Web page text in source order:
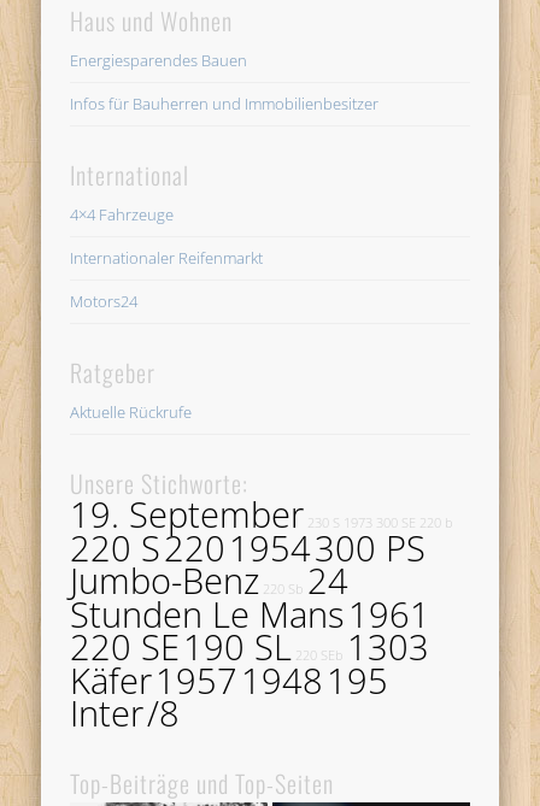
Haus und Wohnen
Energiesparendes Bauen
Infos für Bauherren und Immobilienbesitzer
International
4×4 Fahrzeuge
Internationaler Reifenmarkt
Motors24
Ratgeber
Aktuelle Rückrufe
Unsere Stichworte:
19. September 230 S 1973 300 SE 220 b
220 S220 1954300 PS
Jumbo-Benz 220 Sb 24
Stunden Le Mans1961
220 SE190 SL 220 SEb 1303
Käfer1957 1948 195
Inter/8
Top-Beiträge und Top-Seiten